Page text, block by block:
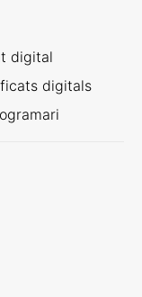
digital
digitals